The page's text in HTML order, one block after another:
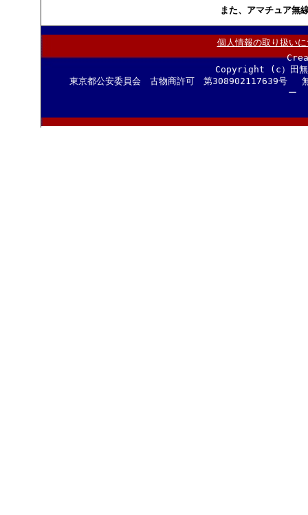
また、アマチュア無
個人情報の取り扱い
Copyright (c）田
東京都公安委員会 古物商許可 第308902117639号